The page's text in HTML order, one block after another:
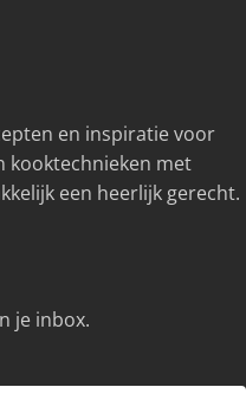
en inspiratie voor
kooktechnieken met
een heerlijk gerecht.
je inbox.